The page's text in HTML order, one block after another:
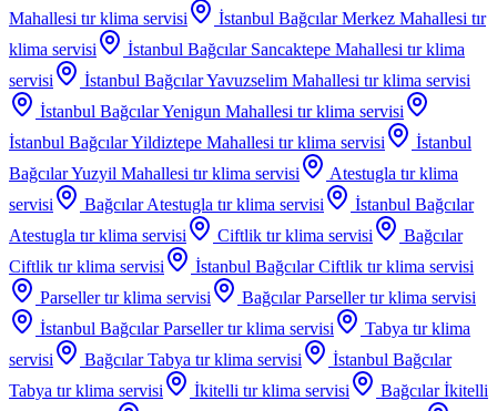
Mahallesi tır klima servisi İstanbul Bağcılar Merkez Mahallesi tır
klima servisi
İstanbul Bağcılar Sancaktepe Mahallesi tır klima
servisi
İstanbul Bağcılar Yavuzselim Mahallesi tır klima servisi
İstanbul Bağcılar Yenigun Mahallesi tır klima servisi
İstanbul Bağcılar Yildiztepe Mahallesi tır klima servisi
İstanbul
Bağcılar Yuzyil Mahallesi tır klima servisi Atestugla tır klima
servisi
Bağcılar Atestugla tır klima servisi
İstanbul Bağcılar
Atestugla tır klima servisi Ciftlik tır klima servisi
Bağcılar
Ciftlik tır klima servisi İstanbul Bağcılar Ciftlik tır klima servisi
Parseller tır klima servisi Bağcılar Parseller tır klima servisi
İstanbul Bağcılar Parseller tır klima servisi Tabya tır klima
servisi
Bağcılar Tabya tır klima servisi
İstanbul Bağcılar
Tabya tır klima servisi İkitelli tır klima servisi
Bağcılar İkitelli